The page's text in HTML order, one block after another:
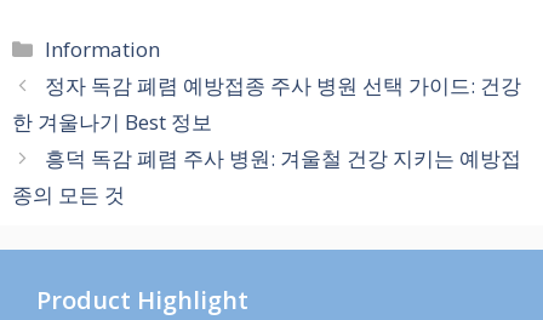
카
테
고
리
Information
정자 독감 폐렴 예방접종 주사 병원 선택 가이드: 건강
한 겨울나기 Best 정보
흥덕 독감 폐렴 주사 병원: 겨울철 건강 지키는 예방접
종의 모든 것
Product Highlight